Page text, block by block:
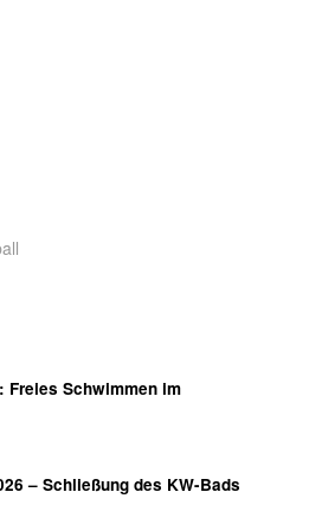
Freies Schwimmen im
– Schließung des KW-Bads